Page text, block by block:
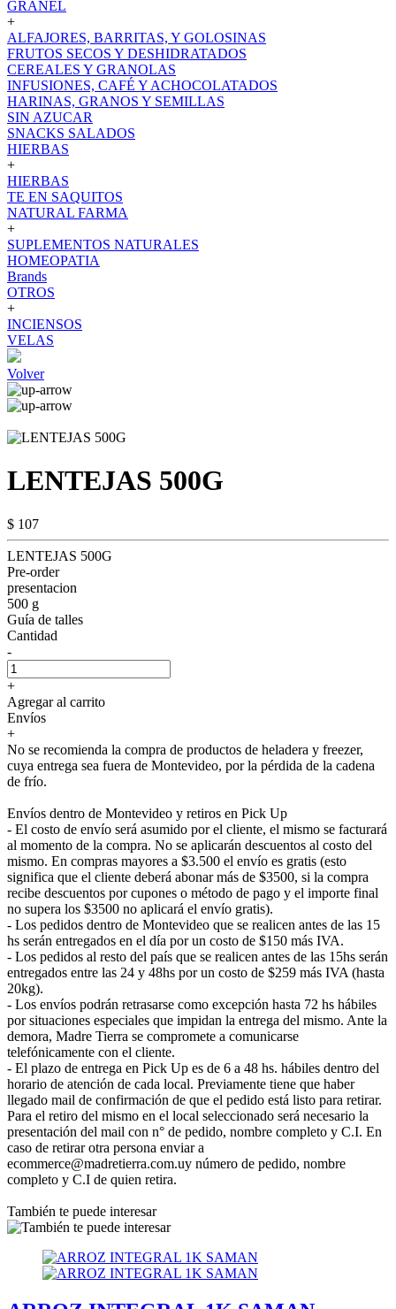
GRANEL
+
ALFAJORES, BARRITAS, Y GOLOSINAS
FRUTOS SECOS Y DESHIDRATADOS
CEREALES Y GRANOLAS
INFUSIONES, CAFÉ Y ACHOCOLATADOS
HARINAS, GRANOS Y SEMILLAS
SIN AZUCAR
SNACKS SALADOS
HIERBAS
+
HIERBAS
TE EN SAQUITOS
NATURAL FARMA
+
SUPLEMENTOS NATURALES
HOMEOPATIA
Brands
OTROS
+
INCIENSOS
VELAS
Volver
LENTEJAS 500G
$ 107
LENTEJAS 500G
Pre-order
presentacion
500 g
Guía de talles
Cantidad
-
+
Agregar al carrito
Envíos
+
No se recomienda la compra de productos de heladera y freezer,
cuya entrega sea fuera de Montevideo, por la pérdida de la cadena
de frío.
Envíos dentro de Montevideo y retiros en Pick Up
- El costo de envío será asumido por el cliente, el mismo se facturará
al momento de la compra. No se aplicarán descuentos al costo del
mismo. En compras mayores a $3.500 el envío es gratis (esto
significa que el cliente deberá abonar más de $3500, si la compra
recibe descuentos por cupones o método de pago y el importe final
no supera los $3500 no aplicará el envío gratis).
- Los pedidos dentro de Montevideo que se realicen antes de las 15
hs serán entregados en el día por un costo de $150 más IVA.
- Los pedidos al resto del país que se realicen antes de las 15hs serán
entregados entre las 24 y 48hs por un costo de $259 más IVA (hasta
20kg).
- Los envíos podrán retrasarse como excepción hasta 72 hs hábiles
por situaciones especiales que impidan la entrega del mismo. Ante la
demora, Madre Tierra se compromete a comunicarse
telefónicamente con el cliente.
- El plazo de entrega en Pick Up es de 6 a 48 hs. hábiles dentro del
horario de atención de cada local. Previamente tiene que haber
llegado mail de confirmación de que el pedido está listo para retirar.
Para el retiro del mismo en el local seleccionado será necesario la
presentación del mail con n° de pedido, nombre completo y C.I. En
caso de retirar otra persona enviar a
ecommerce@madretierra.com.uy número de pedido, nombre
completo y C.I de quien retira.
También te puede interesar